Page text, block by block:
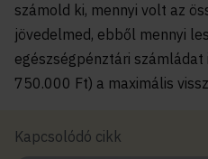
számold ki, mennyi volt az
jövedelmed, ebből mennyi
egészségpénztári
750.000 Ft) a maximális
Kapcsolódó cikk